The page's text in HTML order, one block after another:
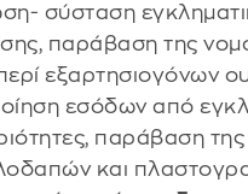
σύσταση
παράβαση της
εξαρτησιογόνων
εσόδων από
παράβαση
και